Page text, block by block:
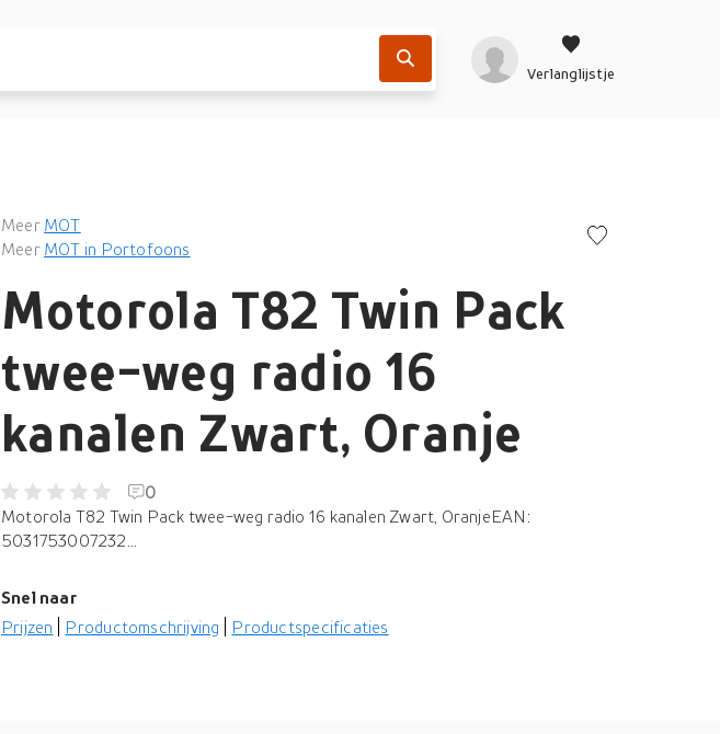
Verlanglijstje
Meer MOT
Meer MOT in Portofoons
Motorola T82 Twin Pack
twee-weg radio 16
kanalen Zwart, Oranje
0
Motorola T82 Twin Pack twee-weg radio 16 kanalen Zwart, OranjeEAN:
5031753007232...
Snel naar
Prijzen
Productomschrijving Productspecificaties